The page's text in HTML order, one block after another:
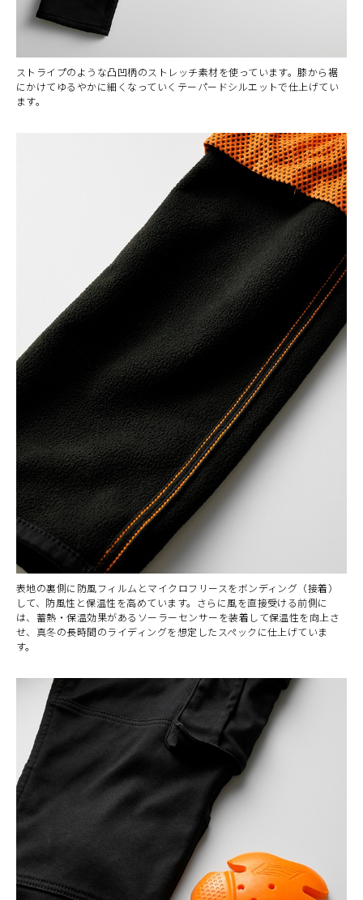
ストライプのような凸凹柄のストレッチ素材を使っています。膝から裾
にかけてゆるやかに細くなっていくテーパードシルエットで仕上げてい
ます。
表地の裏側に防風フィルムとマイクロフリースをボンディング（接着）
して、防風性と保温性を高めています。さらに風を直接受ける前側に
は、蓄熱・保温効果があるソーラーセンサーを装着して保温性を向上さ
せ、真冬の長時間のライディングを想定したスペックに仕上げていま
す。